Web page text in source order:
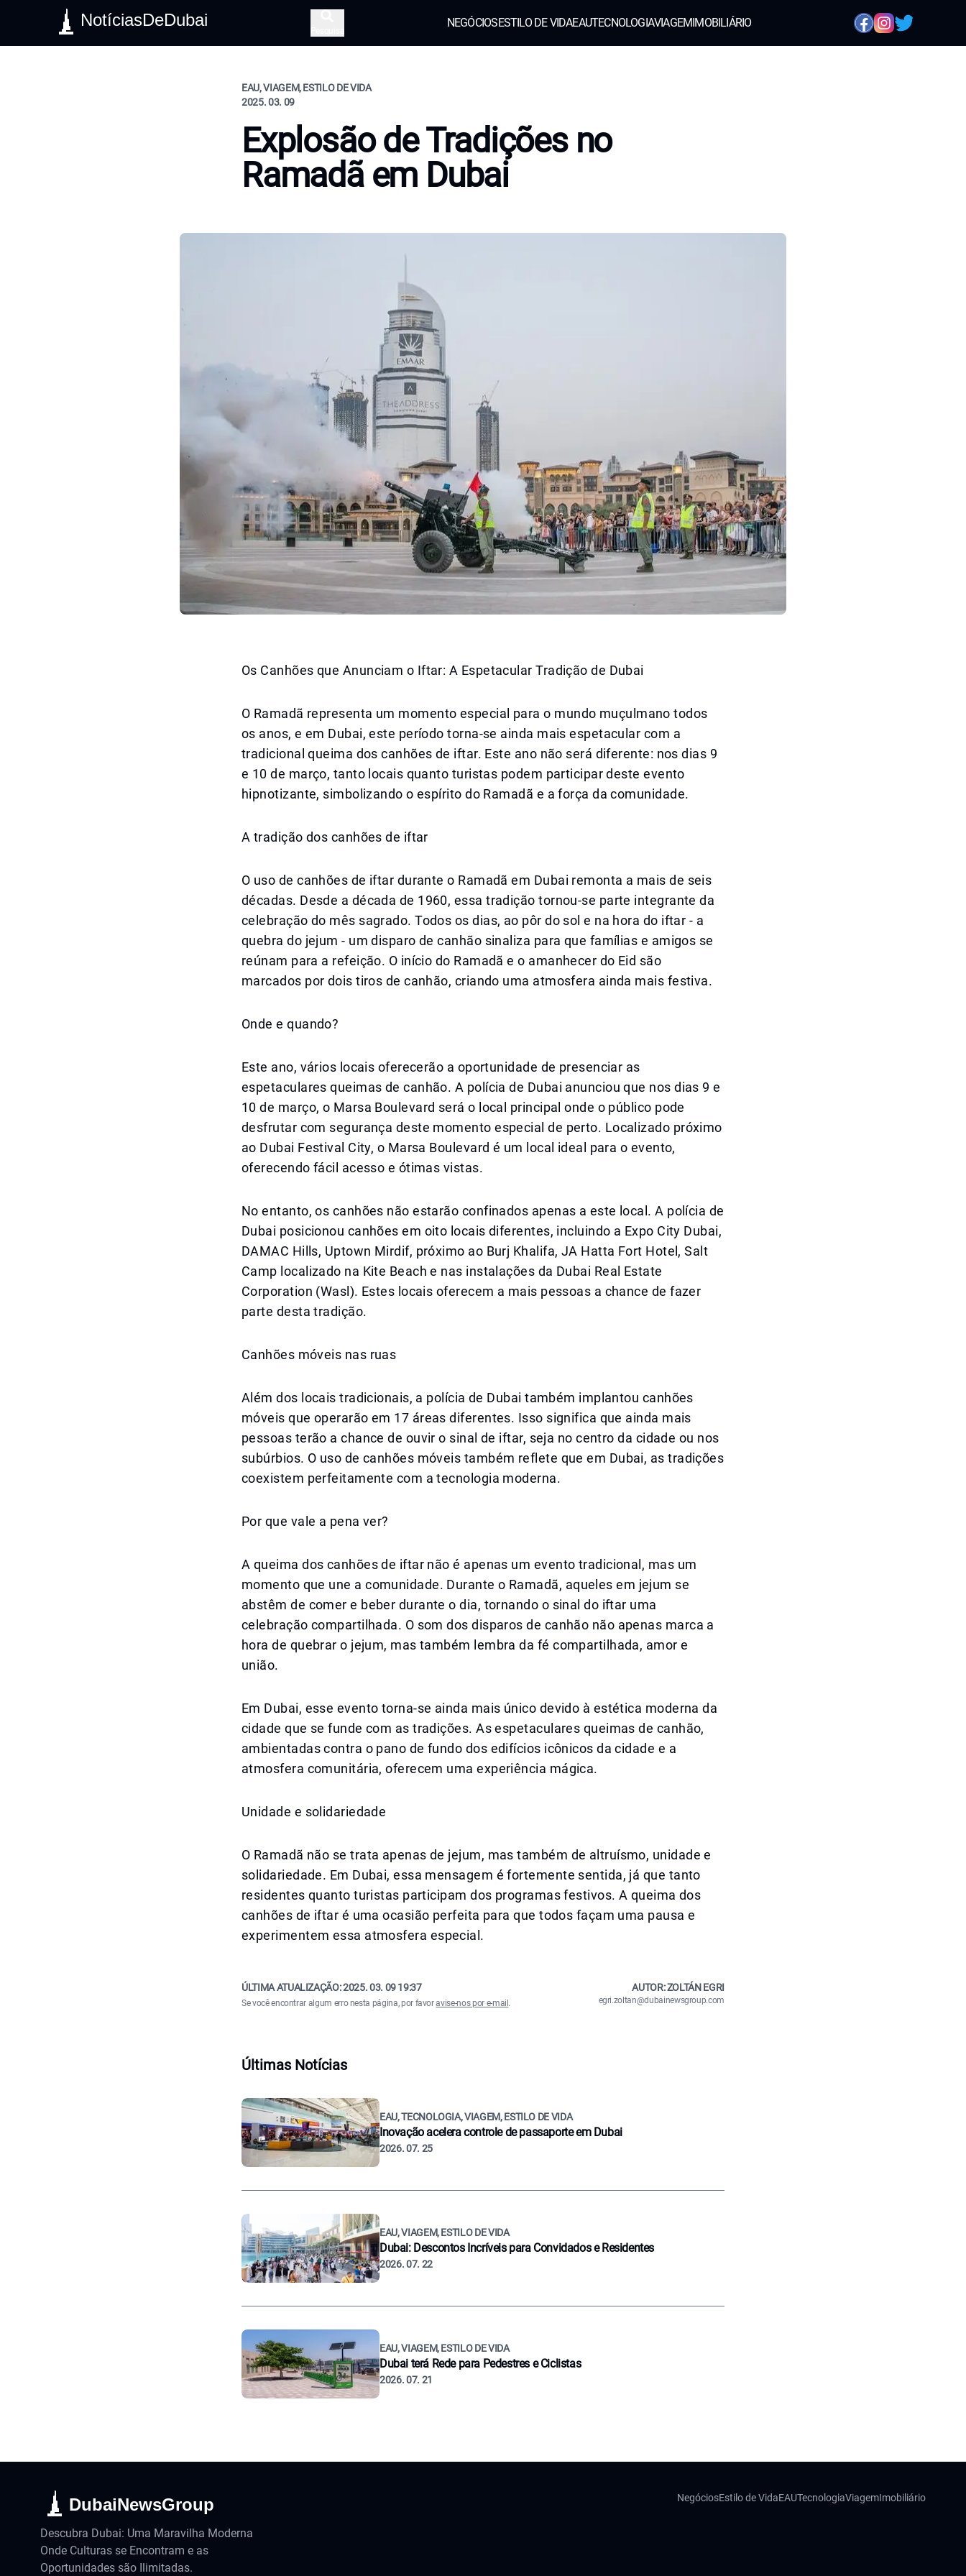
NotíciasDeDubai NEGÓCIOSESTILO DE VIDAEAUTECNOLOGIAVIAGEMIMOBILIÁRIO
EAU, VIAGEM, ESTILO DE VIDA
2025. 03. 09
Explosão de Tradições no
Ramadã em Dubai
Os Canhões que Anunciam o Iftar: A Espetacular Tradição de Dubai
O Ramadã representa um momento especial para o mundo muçulmano todos
os anos, e em Dubai, este período torna-se ainda mais espetacular com a
tradicional queima dos canhões de iftar. Este ano não será diferente: nos dias 9
e 10 de março, tanto locais quanto turistas podem participar deste evento
hipnotizante, simbolizando o espírito do Ramadã e a força da comunidade.
A tradição dos canhões de iftar
O uso de canhões de iftar durante o Ramadã em Dubai remonta a mais de seis
décadas. Desde a década de 1960, essa tradição tornou-se parte integrante da
celebração do mês sagrado. Todos os dias, ao pôr do sol e na hora do iftar - a
quebra do jejum - um disparo de canhão sinaliza para que famílias e amigos se
reúnam para a refeição. O início do Ramadã e o amanhecer do Eid são
marcados por dois tiros de canhão, criando uma atmosfera ainda mais festiva.
Onde e quando?
Este ano, vários locais oferecerão a oportunidade de presenciar as
espetaculares queimas de canhão. A polícia de Dubai anunciou que nos dias 9 e
10 de março, o Marsa Boulevard será o local principal onde o público pode
desfrutar com segurança deste momento especial de perto. Localizado próximo
ao Dubai Festival City, o Marsa Boulevard é um local ideal para o evento,
oferecendo fácil acesso e ótimas vistas.
No entanto, os canhões não estarão confinados apenas a este local. A polícia de
Dubai posicionou canhões em oito locais diferentes, incluindo a Expo City Dubai,
DAMAC Hills, Uptown Mirdif, próximo ao Burj Khalifa, JA Hatta Fort Hotel, Salt
Camp localizado na Kite Beach e nas instalações da Dubai Real Estate
Corporation (Wasl). Estes locais oferecem a mais pessoas a chance de fazer
parte desta tradição.
Canhões móveis nas ruas
Além dos locais tradicionais, a polícia de Dubai também implantou canhões
móveis que operarão em 17 áreas diferentes. Isso significa que ainda mais
pessoas terão a chance de ouvir o sinal de iftar, seja no centro da cidade ou nos
subúrbios. O uso de canhões móveis também reflete que em Dubai, as tradições
coexistem perfeitamente com a tecnologia moderna.
Por que vale a pena ver?
A queima dos canhões de iftar não é apenas um evento tradicional, mas um
momento que une a comunidade. Durante o Ramadã, aqueles em jejum se
abstêm de comer e beber durante o dia, tornando o sinal do iftar uma
celebração compartilhada. O som dos disparos de canhão não apenas marca a
hora de quebrar o jejum, mas também lembra da fé compartilhada, amor e
união.
Em Dubai, esse evento torna-se ainda mais único devido à estética moderna da
cidade que se funde com as tradições. As espetaculares queimas de canhão,
ambientadas contra o pano de fundo dos edifícios icônicos da cidade e a
atmosfera comunitária, oferecem uma experiência mágica.
Unidade e solidariedade
O Ramadã não se trata apenas de jejum, mas também de altruísmo, unidade e
solidariedade. Em Dubai, essa mensagem é fortemente sentida, já que tanto
residentes quanto turistas participam dos programas festivos. A queima dos
canhões de iftar é uma ocasião perfeita para que todos façam uma pausa e
experimentem essa atmosfera especial.
ÚLTIMA ATUALIZAÇÃO:2025. 03. 09 19:37
Se você encontrar algum erro nesta página, por favoravise-nos por e-mail .
AUTOR: ZOLTÁN EGRI
egri.zoltan@dubainewsgroup.com
Últimas Notícias
EAU, TECNOLOGIA, VIAGEM, ESTILO DE VIDA
Inovação acelera controle de passaporte em Dubai
2026. 07. 25
EAU, VIAGEM, ESTILO DE VIDA
Dubai: Descontos Incríveis para Convidados e Residentes
2026. 07. 22
EAU, VIAGEM, ESTILO DE VIDA
Dubai terá Rede para Pedestres e Ciclistas
2026. 07. 21
DubaiNewsGroup
Descubra Dubai: Uma Maravilha Moderna
Onde Culturas se Encontram e as
Oportunidades são Ilimitadas.
NegóciosEstilo de VidaEAUTecnologiaViagemImobiliário